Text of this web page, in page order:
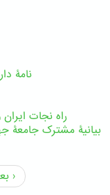
نامۀ
راه نجات
بیانیۀ مشترک جامعۀ
بعدی ›